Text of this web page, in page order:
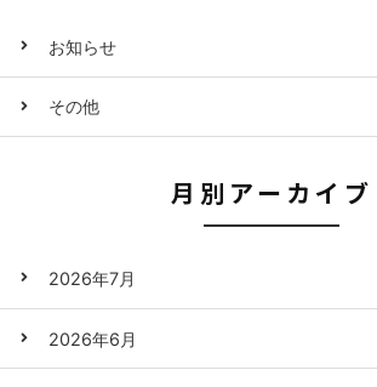
お知らせ
その他
月別アーカイブ
2026年7月
2026年6月